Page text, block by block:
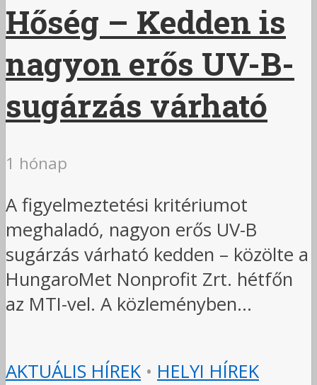
Hőség – Kedden is
nagyon erős UV-B-
sugárzás várható
1 hónap
A figyelmeztetési kritériumot
meghaladó, nagyon erős UV-B
sugárzás várható kedden – közölte a
HungaroMet Nonprofit Zrt. hétfőn
az MTI-vel. A közleményben...
AKTUÁLIS HÍREK • HELYI HÍREK